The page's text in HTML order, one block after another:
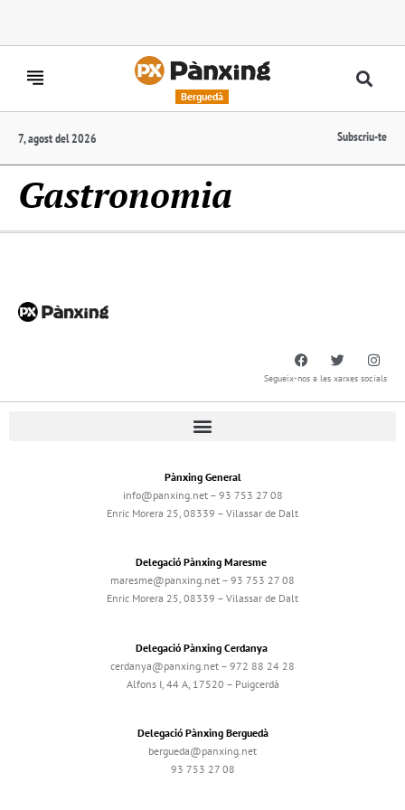
Berguedà
7, agost del 2026 Subscriu-te
Gastronomia
Segueix-nos a les xarxes socials
Pànxing General
info@panxing.net – 93 753 27 08
Enric Morera 25, 08339 – Vilassar de Dalt
Delegació Pànxing Maresme
maresme@panxing.net – 93 753 27 08
Enric Morera 25, 08339 – Vilassar de Dalt
Delegació Pànxing Cerdanya
cerdanya@panxing.net – 972 88 24 28
Alfons I, 44 A, 17520 – Puigcerdà
Delegació Pànxing Berguedà
bergueda@panxing.net
93 753 27 08